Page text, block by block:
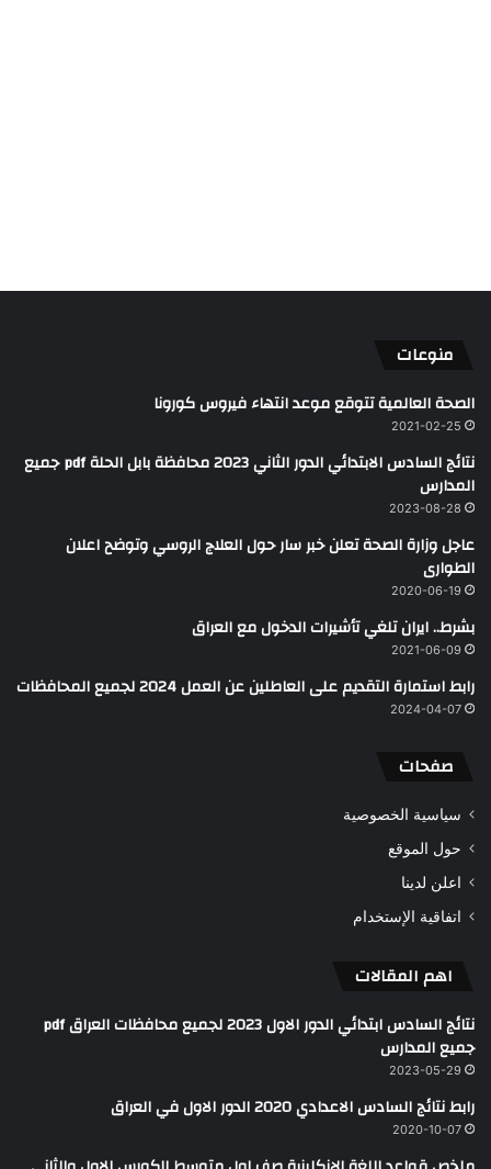
منوعات
الصحة العالمية تتوقع موعد انتهاء فيروس كورونا
2021-02-25
نتائج السادس الابتدائي الدور الثاني 2023 محافظة بابل الحلة pdf جميع
المدارس
2023-08-28
عاجل وزارة الصحة تعلن خبر سار حول العلاج الروسي وتوضح اعلان
الطوارى
2020-06-19
بشرط.. ايران تلغي تأشيرات الدخول مع العراق
2021-06-09
رابط استمارة التقديم على العاطلين عن العمل 2024 لجميع المحافظات
2024-04-07
صفحات
سياسية الخصوصية
حول الموقع
اعلن لدينا
اتفاقية الإستخدام
اهم المقالات
نتائج السادس ابتدائي الدور الاول 2023 لجميع محافظات العراق pdf
جميع المدارس
2023-05-29
رابط نتائج السادس الاعدادي 2020 الدور الاول في العراق
2020-10-07